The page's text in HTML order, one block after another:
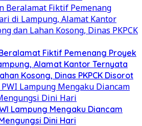
Fiktif Pemenang Proyek
Alamat Kantor Ternyata
Kosong, Dinas PKPCK Disorot
Lampung Mengaku Diancam
Dini Hari